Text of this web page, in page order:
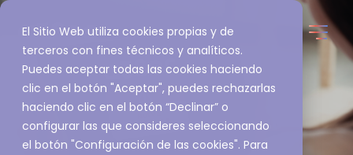
El Sitio Web utiliza cookies propias y de
terceros con fines técnicos y analíticos.
Puedes aceptar todas las cookies haciendo
clic en el botón "Aceptar", puedes rechazarlas
haciendo clic en el botón “Declinar” o
configurar las que consideres seleccionando
el botón "Configuración de las cookies". Para